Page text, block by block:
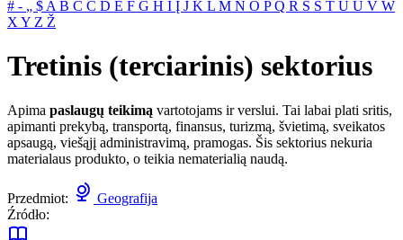
# ‐ „ $ A B C Č D E F G H I Į J K L M N O PQ R S Š T U Ū V W
X Y Z Ž
Tretinis (terciarinis) sektorius
Apima paslaugų teikimą vartotojams ir verslui. Tai labai plati sritis,
apimanti prekybą, transportą, finansus, turizmą, švietimą, sveikatos
apsaugą, viešąjį administravimą, pramogas. Šis sektorius nekuria
materialaus produkto, o teikia nematerialią naudą.
Przedmiot:
Geografija
Źródło: